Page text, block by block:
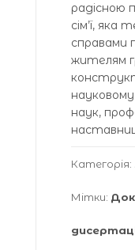
радісною
сім’ї,
справами
жителям
наук,
Категорія:
Мітки: